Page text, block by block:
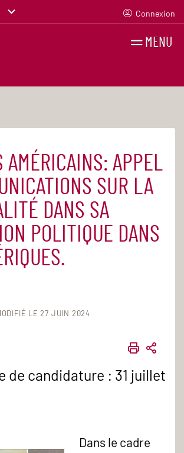
Connexion
MENU
AMÉRICAINS: APPEL
SUR LA
DANS SA
POLITIQUE DANS
LE 27 JUIN 2024
de candidature : 31 juillet
Dans le cadre